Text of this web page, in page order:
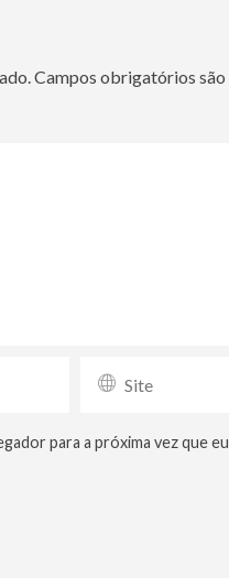
Campos obrigatórios são
para a próxima vez que eu